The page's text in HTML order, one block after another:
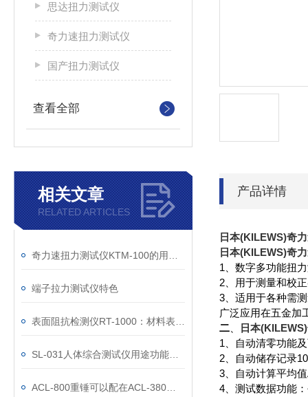
思达扭力测试仪
奇力速扭力测试仪
国产扭力测试仪
查看全部
相关文章
RELATED ARTICLES
端子拉力测试仪特色
产品详情
日本(KILEWS)奇
日本(KILEWS)奇
1、数字多功能
2、用于测量和校
3、适用于各种需
广泛应用在五金
二
日本
1、自动清零功能
2、自动储存记录
3、自动计算平均
4、测试数据功能